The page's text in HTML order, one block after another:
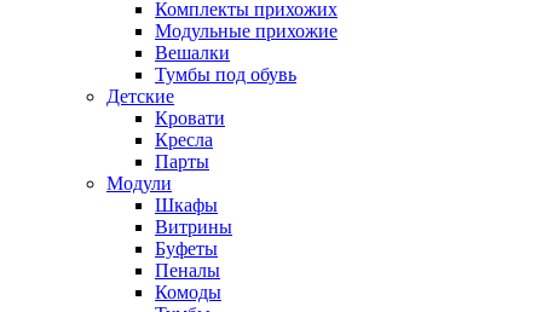
Комплекты прихожих
Модульные прихожие
Вешалки
Тумбы под обувь
Детские
Кровати
Кресла
Парты
Модули
Шкафы
Витрины
Буфеты
Пеналы
Комоды